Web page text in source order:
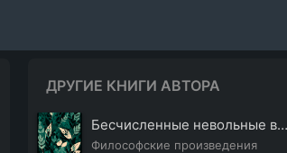
ДРУГИЕ КНИГИ АВТОРА
Бесчисленные невольные возвраты или единый, сознательный и добровольный возврат?
Философские произведения